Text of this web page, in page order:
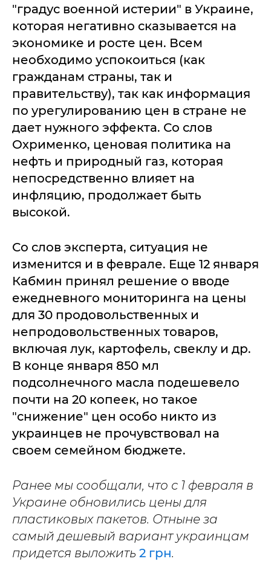
"градус военной истерии" в Украине,
которая негативно сказывается на
экономике и росте цен. Всем
необходимо успокоиться (как
гражданам страны, так и
правительству), так как информация
по урегулированию цен в стране не
дает нужного эффекта. Со слов
Охрименко, ценовая политика на
нефть и природный газ, которая
непосредственно влияет на
инфляцию, продолжает быть
высокой.
Со слов эксперта, ситуация не
изменится и в феврале. Еще 12 января
Кабмин принял решение о вводе
ежедневного мониторинга на цены
для 30 продовольственных и
непродовольственных товаров,
включая лук, картофель, свеклу и др.
В конце января 850 мл
подсолнечного масла подешевело
почти на 20 копеек, но такое
"снижение" цен особо никто из
украинцев не прочувствовал на
своем семейном бюджете.
Ранее мы сообщали, что с 1 февраля в
Украине обновились цены для
пластиковых пакетов. Отныне за
самый дешевый вариант украинцам
придется выложить 2 грн.